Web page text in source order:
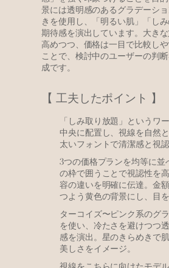
景には透明感のあるグラデーシ
きを使用し、「明るい肌」「し
期待感を演出しています。大き
高めつつ、価格は一目で比較し
ことで、検討中のユーザーの判
成です。
【 工夫したポイント 】
「しみ取り放題」というワ
中央に配置し、視線を自然
太いフォントで清潔感と視認
3つの価格プランを均等に並
の枠で囲うことで視認性を
容の違いを明確に伝達。金
つよう黄色の背景にし、目を
ターコイズ〜ピンク系のグ
を使い、冷たさを避けつつ
感を演出。星のきらめきで
美しさをイメージ。